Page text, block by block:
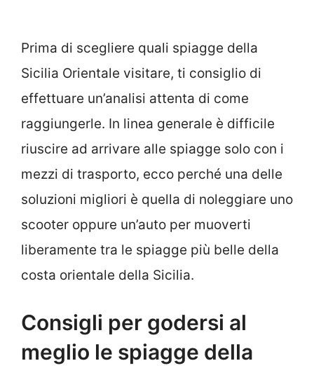
Prima di scegliere quali spiagge della
Sicilia Orientale visitare, ti consiglio di
effettuare un’analisi attenta di come
raggiungerle. In linea generale è difficile
riuscire ad arrivare alle spiagge solo con i
mezzi di trasporto, ecco perché una delle
soluzioni migliori è quella di noleggiare uno
scooter oppure un’auto per muoverti
liberamente tra le spiagge più belle della
costa orientale della Sicilia.
Consigli per godersi al
meglio le spiagge della